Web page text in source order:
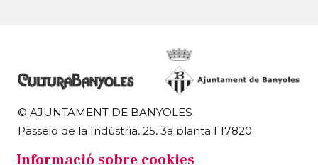
© AJUNTAMENT DE BANYOLES
Passeig de la Indústria, 25, 3a planta | 17820
Informació sobre cookies